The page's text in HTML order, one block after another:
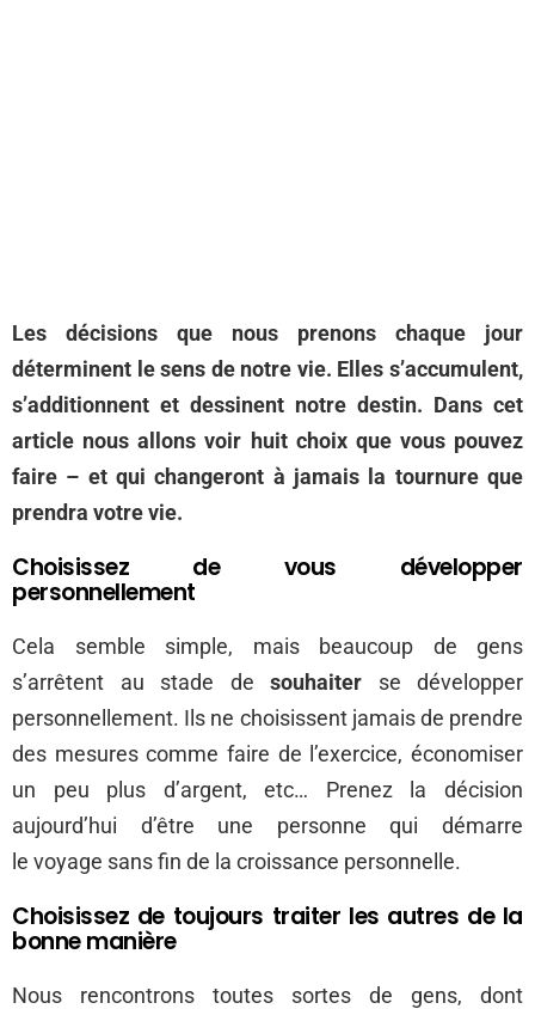
Les décisions que nous prenons chaque jour
déterminent le sens de notre vie. Elles s’accumulent,
s’additionnent et dessinent notre destin. Dans cet
article nous allons voir huit choix que vous pouvez
faire – et qui changeront à jamais la tournure que
prendra votre vie.
Choisissez de vous développer
personnellement
Cela semble simple, mais beaucoup de gens
s’arrêtent au stade de souhaiter se développer
personnellement. Ils ne choisissent jamais de prendre
des mesures comme faire de l’exercice, économiser
un peu plus d’argent, etc… Prenez la décision
aujourd’hui d’être une personne qui démarre
le voyage sans fin de la croissance personnelle.
Choisissez de toujours traiter les autres de la
bonne manière
Nous rencontrons toutes sortes de gens, dont